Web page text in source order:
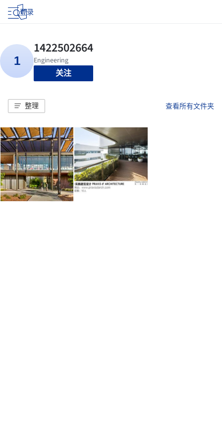
登录
关注
整理 查看所有文件夹